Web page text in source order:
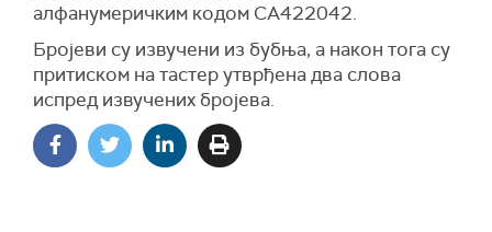
алфанумеричким кодом CA422042.
Бројеви су извучени из бубња, а након тога су
притиском на тастер утврђена два слова
испред извучених бројева.